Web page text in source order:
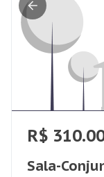
R$
Sala-